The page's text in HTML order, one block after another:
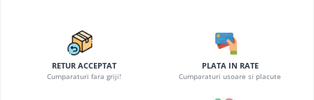
RETUR ACCEPTAT
Cumparaturi fara griji!
PLATA IN RATE
Cumparaturi usoare si placute